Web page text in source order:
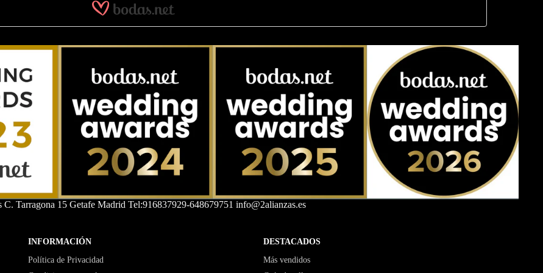
C. Tarragona 15 Getafe Madrid Tel:916837929-648679751 info@2alianzas.es
INFORMACIÓN
Política de Privacidad
DESTACADOS
Más vendidos